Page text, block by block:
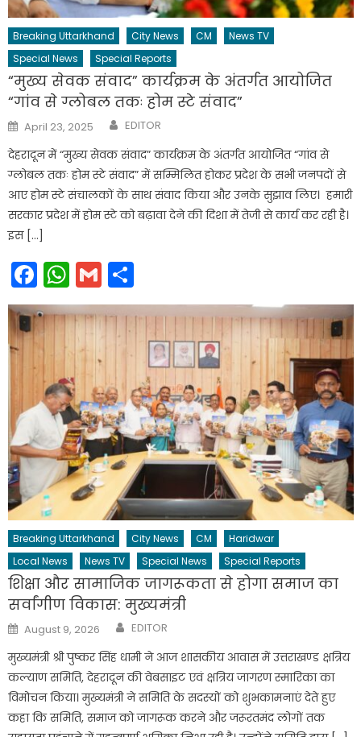
Breaking Uttarkhand City News CM
News TV
Special News
Special Reports
“मुख्य सेवक संवाद” कार्यक्रम के अंतर्गत आयोजित
“गांव से ग्लोबल तकः होम स्टे संवाद”
Posted
on
April 23, 2025 Author
EDITOR
देहरादून में “मुख्य सेवक संवाद” कार्यक्रम के अंतर्गत आयोजित “गांव से
ग्लोबल तकः होम स्टे संवाद” में सम्मिलित होकर प्रदेश के सभी जनपदों से
आए होम स्टे संचालकों के साथ संवाद किया और उनके सुझाव लिए। हमारी
सरकार प्रदेश में होम स्टे को बढ़ावा देने की दिशा में तेजी से कार्य कर रही है।
इस […]
Facebook
WhatsApp
Gmail
Breaking Uttarkhand City News CM
Haridwar
Local News
News TV Special News Special Reports
शिक्षा और सामाजिक जागरूकता से होगा समाज का
सर्वांगीण विकास: मुख्यमंत्री
Posted
on
August 9, 2026 Author
EDITOR
मुख्यमंत्री श्री पुष्कर सिंह धामी ने आज शासकीय आवास में उत्तराखण्ड क्षत्रिय
कल्याण समिति, देहरादून की वेबसाइट एवं क्षत्रिय जागरण स्मारिका का
विमोचन किया। मुख्यमंत्री ने समिति के सदस्यों को शुभकामनाएं देते हुए
कहा कि समिति, समाज को जागरूक करने और जरूरतमंद लोगों तक